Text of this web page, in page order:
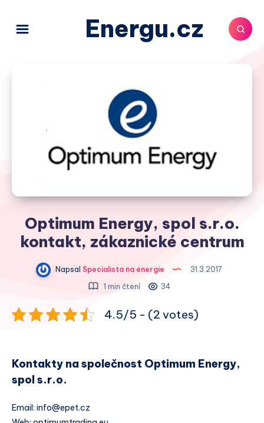
Energu.cz
Optimum Energy, spol s.r.o.
kontakt, zákaznické centrum
Napsal Specialista na energie
31.3.2017
1 min čtení
34
4.5/5 - (2 votes)
Kontakty na společnost Optimum Energy,
spol s.r.o.
Email: info@epet.cz